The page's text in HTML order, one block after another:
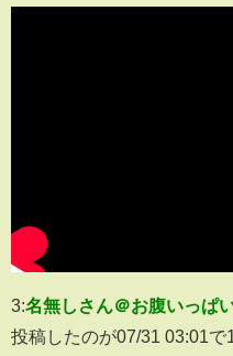
3:名無しさん＠お腹いっぱ
投稿したのが07/31 03:01